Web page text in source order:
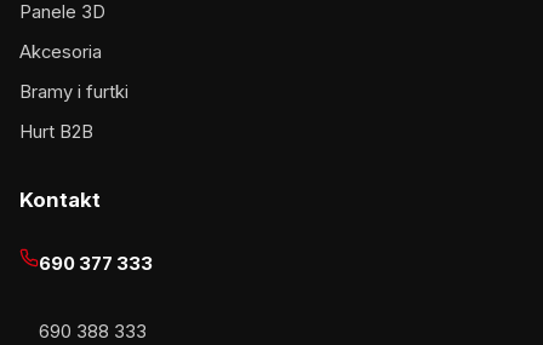
Panele 3D
Akcesoria
Bramy i furtki
Hurt B2B
Kontakt
690 377 333
690 388 333